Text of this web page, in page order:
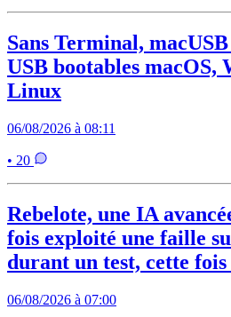
Sans Terminal,
USB bootables macOS,
Linux
06/08/2026 à 08:11
• 20
Rebelote, une IA
fois exploité une faille
durant un test, cette
06/08/2026 à 07:00